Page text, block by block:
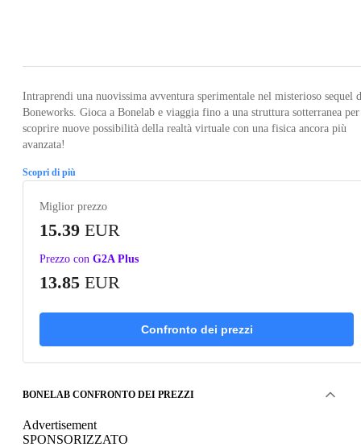
Intraprendi una nuovissima avventura sperimentale nel misterioso sequel
Boneworks. Gioca a Bonelab e viaggia fino a una struttura sotterranea per
scoprire nuove possibilità della realtà virtuale con una fisica ancora più
avanzata!
Scopri di più
Miglior prezzo
15.39 EUR
Prezzo con G2A Plus
13.85 EUR
Confronto dei prezzi
BONELAB CONFRONTO DEI PREZZI
Advertisement
SPONSORIZZATO